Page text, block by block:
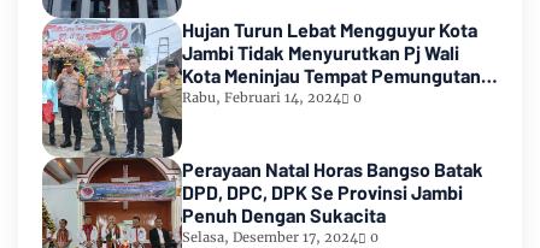
Hujan Turun Lebat Mengguyur Kota
Jambi Tidak Menyurutkan Pj Wali
Kota Meninjau Tempat Pemungutan
Suara Pemilu 2024
Rabu, Februari 14, 2024 0
Perayaan Natal Horas Bangso Batak
DPD, DPC, DPK Se Provinsi Jambi
Penuh Dengan Sukacita
Selasa, Desember 17, 2024 0